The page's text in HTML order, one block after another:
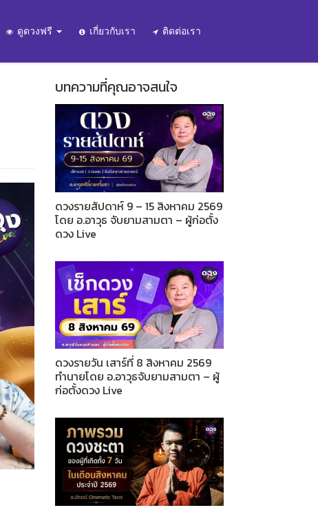
ดูดวงฟรี เกี่ยวกับเรา ติดต่อเรา
บทความที่คุณอาจสนใจ
ดวงรายสัปดาห์ 9 – 15 สิงหาคม 2569
โดย อ.อาวุธ จับยามสามตา – ผู้ก่อตั้ง
ดวง Live
ดวงรายวัน เสาร์ที่ 8 สิงหาคม 2569
ทำนายโดย อ.อาวุธจับยามสามตา – ผู้
ก่อตั้งดวง Live